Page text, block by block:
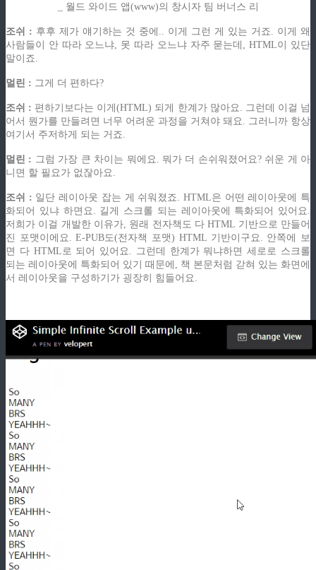
_ 월드 와이드 앱(www)의 창시자 팀 버너스 리
조쉬 : 후후 제가 얘기하는 것 중에.. 이게 그런 게 있는 거죠. 이게 왜
사람들이 안 따라 오느냐, 못 따라 오느냐 자주 묻는데, HTML이 있단
말이죠.
멀린 : 그게 더 편하다?
조쉬 : 편하기보다는 이게(HTML) 되게 한계가 많아요. 그런데 이걸 넘
어서 뭔가를 만들려면 너무 어려운 과정을 거쳐야 돼요. 그러니까 항상
여기서 주저하게 되는 거죠.
멀린 : 그럼 가장 큰 차이는 뭐에요. 뭐가 더 손쉬워졌어요? 쉬운 게 아
니면 할 필요가 없잖아요.
조쉬 : 일단 레이아웃 잡는 게 쉬워졌죠. HTML은 어떤 레이아웃에 특
화되어 있냐 하면요. 길게 스크롤 되는 레이아웃에 특화되어 있어요.
저희가 이걸 개발한 이유가, 원래 전자책도 다 HTML 기반으로 만들어
진 포맷이에요. E-PUB도(전자책 포맷) HTML 기반이구요. 안쪽에 보
면 다 HTML로 되어 있어요. 그런데 한계가 뭐냐하면 세로로 스크롤
되는 레이아웃에 특화되어 있기 때문에, 책 본문처럼 갇혀 있는 화면에
서 레이아웃을 구성하기가 굉장히 힘들어요.